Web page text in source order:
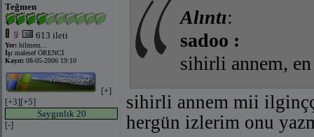
Teğmen
613 ileti
Yer: bilmem...
İş: malesef ÖRENCİ
Kayıt: 08-05-2006 19:10
[+]
[+3][+5]
Saygınlık 20
[-]
Alıntı:
sadoo :
sihirli annem,
sihirli annem mii
hergün izlerim onu